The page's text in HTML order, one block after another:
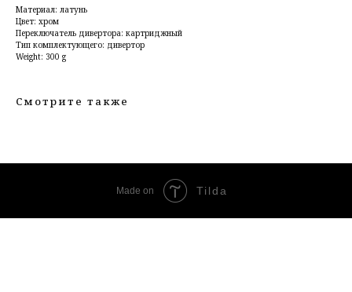
Материал: латунь
Цвет: хром
Переключатель дивертора: картриджный
Тип комплектующего: дивертор
Weight: 300 g
Смотрите также
Made on Tilda